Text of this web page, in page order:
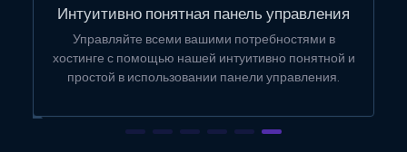
Интуитивно понятная панель управления
Управляйте всеми вашими потребностями в
хостинге с помощью нашей интуитивно понятной и
простой в использовании панели управления.